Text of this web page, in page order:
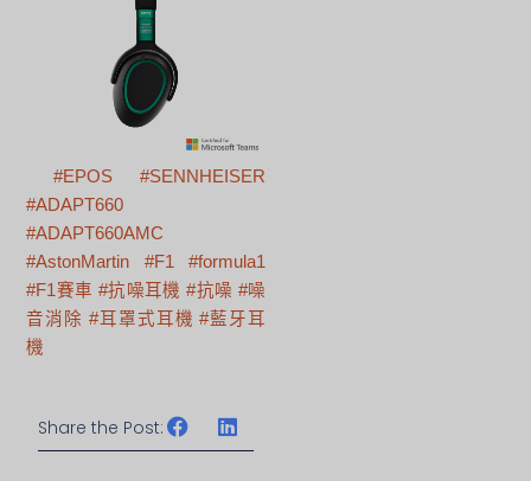
#EPOS
#SENNHEISER
#ADAPT660
#ADAPT660AMC
#AstonMartin
#F1
#formula1
#F1賽車 #抗噪耳機 #抗噪 #噪
音消除 #耳罩式耳機 #藍牙耳
機
Share the Post:
上一頁 下一篇